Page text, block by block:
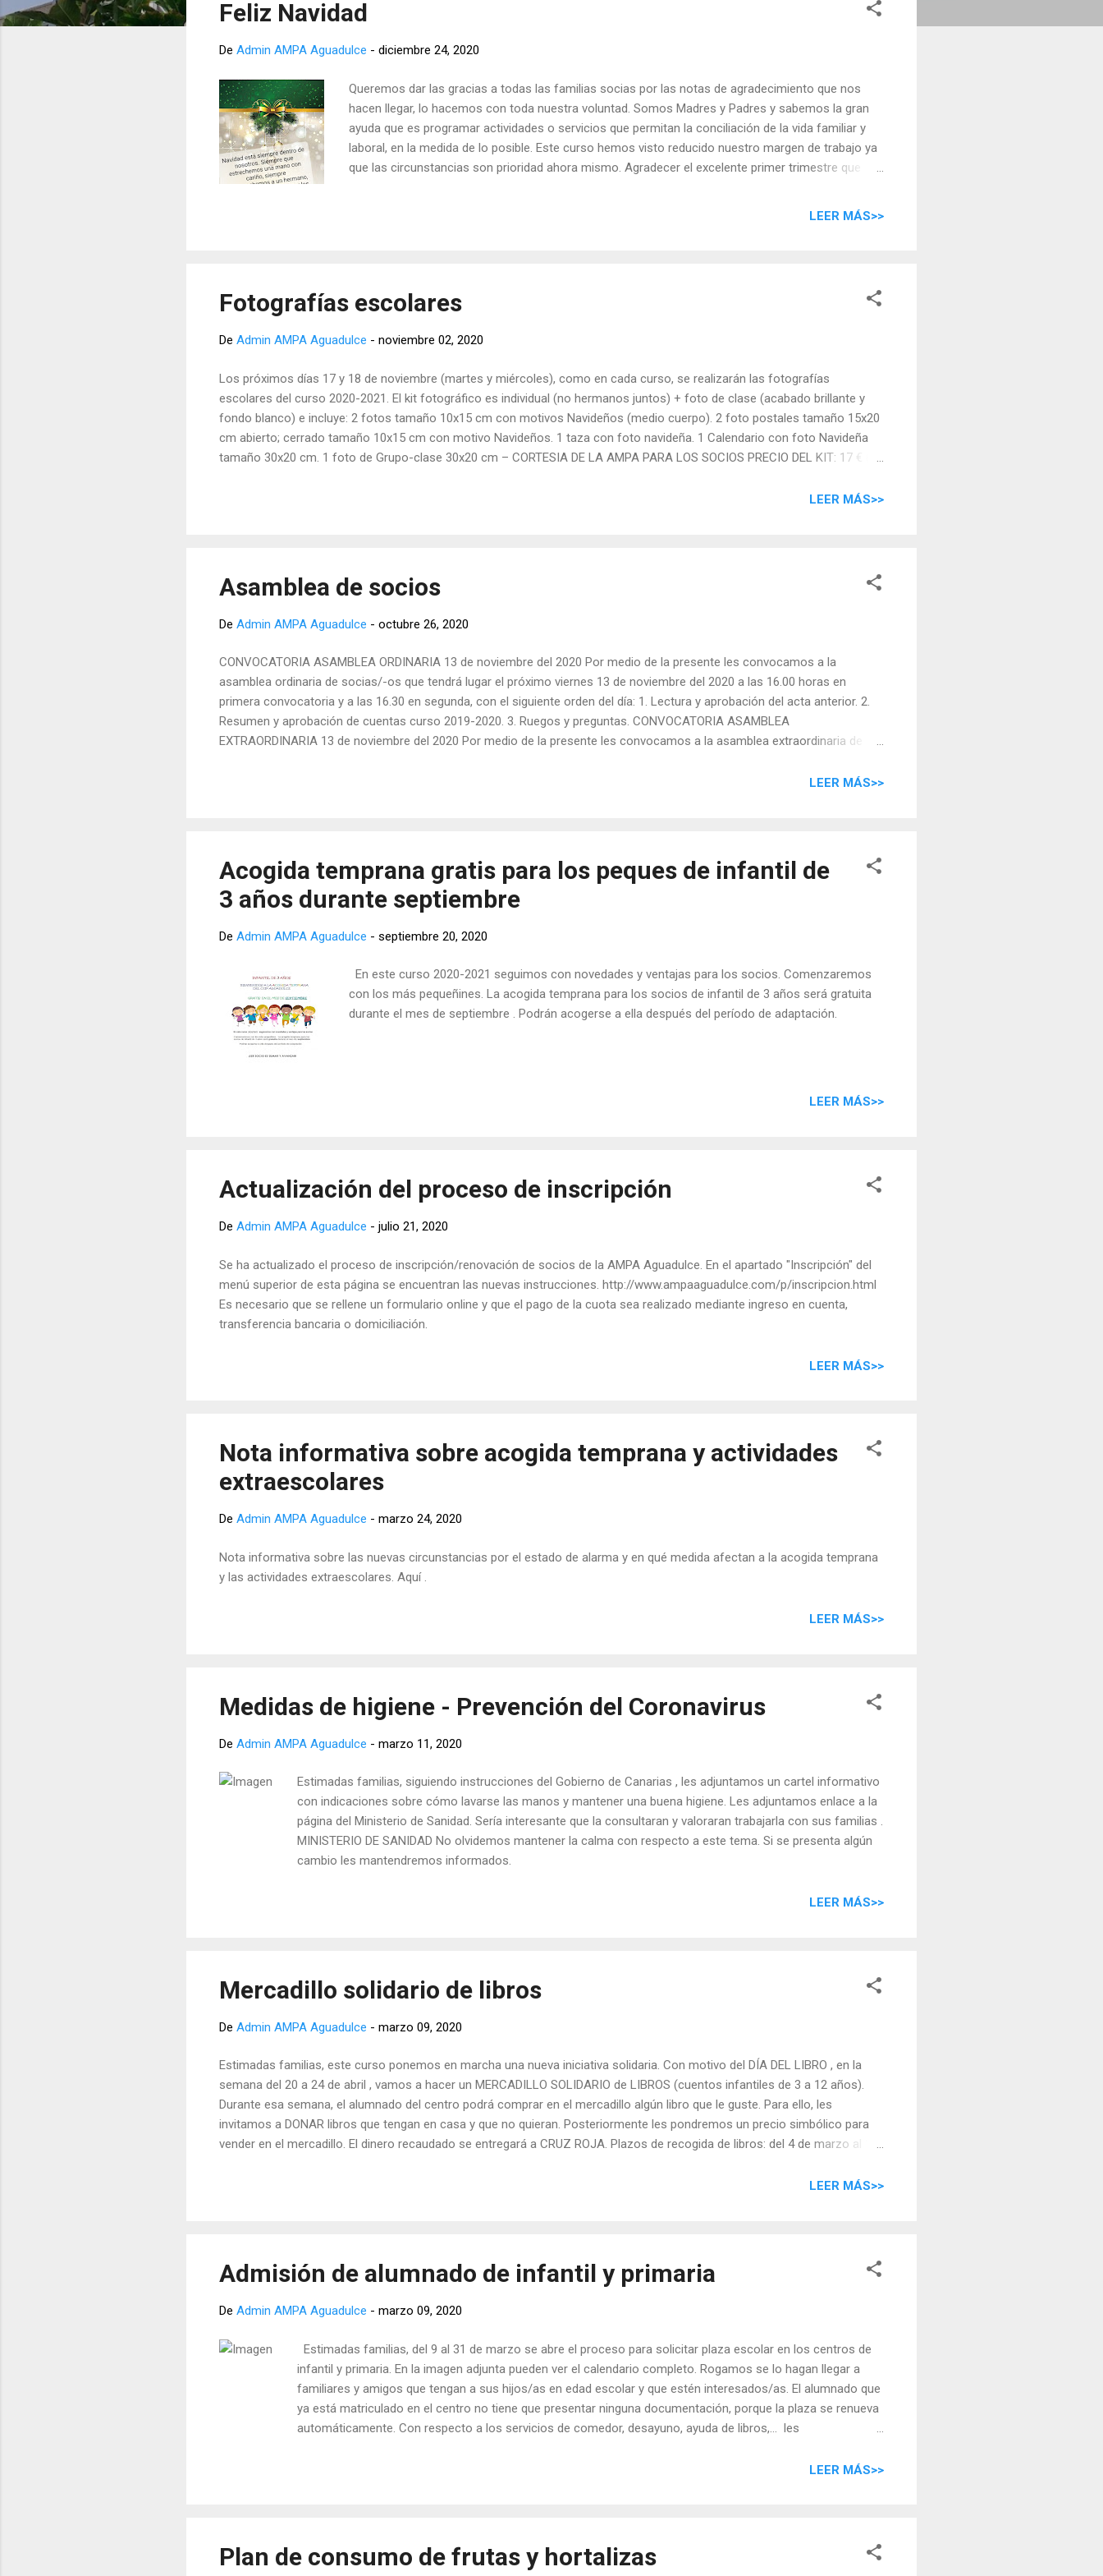
Feliz Navidad
De Admin AMPA Aguadulce - diciembre 24, 2020
Queremos dar las gracias a todas las familias socias por las notas de agradecimiento que nos
hacen llegar, lo hacemos con toda nuestra voluntad. Somos Madres y Padres y sabemos la gran
ayuda que es programar actividades o servicios que permitan la conciliación de la vida familiar y
laboral, en la medida de lo posible. Este curso hemos visto reducido nuestro margen de trabajo ya
que las circunstancias son prioridad ahora mismo. Agradecer el excelente primer trimestre que
LEER MÁS>>
Fotografías escolares
De Admin AMPA Aguadulce - noviembre 02, 2020
Los próximos días 17 y 18 de noviembre (martes y miércoles), como en cada curso, se realizarán las fotografías
escolares del curso 2020-2021. El kit fotográfico es individual (no hermanos juntos) + foto de clase (acabado brillante y
fondo blanco) e incluye: 2 fotos tamaño 10x15 cm con motivos Navideños (medio cuerpo). 2 foto postales tamaño 15x20
cm abierto; cerrado tamaño 10x15 cm con motivo Navideños. 1 taza con foto navideña. 1 Calendario con foto Navideña
tamaño 30x20 cm. 1 foto de Grupo-clase 30x20 cm – CORTESIA DE LA AMPA PARA LOS SOCIOS PRECIO DEL KIT: 17 € (22
El PAGO deberán hacerlo hasta el día 16 de Noviembre depositando en el buzón de la AMPA el DINERO JUSTO DENTRO DE
LEER MÁS>>
Asamblea de socios
De Admin AMPA Aguadulce - octubre 26, 2020
CONVOCATORIA ASAMBLEA ORDINARIA 13 de noviembre del 2020 Por medio de la presente les convocamos a la
asamblea ordinaria de socias/-os que tendrá lugar el próximo viernes 13 de noviembre del 2020 a las 16.00 horas en
primera convocatoria y a las 16.30 en segunda, con el siguiente orden del día: 1. Lectura y aprobación del acta anterior. 2.
Resumen y aprobación de cuentas curso 2019-2020. 3. Ruegos y preguntas. CONVOCATORIA ASAMBLEA
EXTRAORDINARIA 13 de noviembre del 2020 Por medio de la presente les convocamos a la asamblea extraordinaria de
17.00 en segunda, con el siguiente orden del día: 1. Informar del Servicio de Recogida Tardía. 2. Designación de nuestra
LEER MÁS>>
Acogida temprana gratis para los peques de infantil de
3 años durante septiembre
De Admin AMPA Aguadulce - septiembre 20, 2020
En este curso 2020-2021 seguimos con novedades y ventajas para los socios. Comenzaremos
con los más pequeñines. La acogida temprana para los socios de infantil de 3 años será gratuita
durante el mes de septiembre . Podrán acogerse a ella después del período de adaptación.
LEER MÁS>>
Actualización del proceso de inscripción
De Admin AMPA Aguadulce - julio 21, 2020
Se ha actualizado el proceso de inscripción/renovación de socios de la AMPA Aguadulce. En el apartado "Inscripción" del
menú superior de esta página se encuentran las nuevas instrucciones. http://www.ampaaguadulce.com/p/inscripcion.html
Es necesario que se rellene un formulario online y que el pago de la cuota sea realizado mediante ingreso en cuenta,
transferencia bancaria o domiciliación.
LEER MÁS>>
Nota informativa sobre acogida temprana y actividades
extraescolares
De Admin AMPA Aguadulce - marzo 24, 2020
Nota informativa sobre las nuevas circunstancias por el estado de alarma y en qué medida afectan a la acogida temprana
y las actividades extraescolares. Aquí .
LEER MÁS>>
Medidas de higiene - Prevención del Coronavirus
De Admin AMPA Aguadulce - marzo 11, 2020
Estimadas familias, siguiendo instrucciones del Gobierno de Canarias , les adjuntamos un cartel informativo
con indicaciones sobre cómo lavarse las manos y mantener una buena higiene. Les adjuntamos enlace a la
página del Ministerio de Sanidad. Sería interesante que la consultaran y valoraran trabajarla con sus familias .
MINISTERIO DE SANIDAD No olvidemos mantener la calma con respecto a este tema. Si se presenta algún
cambio les mantendremos informados.
LEER MÁS>>
Mercadillo solidario de libros
De Admin AMPA Aguadulce - marzo 09, 2020
Estimadas familias, este curso ponemos en marcha una nueva iniciativa solidaria. Con motivo del DÍA DEL LIBRO , en la
semana del 20 a 24 de abril , vamos a hacer un MERCADILLO SOLIDARIO de LIBROS (cuentos infantiles de 3 a 12 años).
Durante esa semana, el alumnado del centro podrá comprar en el mercadillo algún libro que le guste. Para ello, les
invitamos a DONAR libros que tengan en casa y que no quieran. Posteriormente les pondremos un precio simbólico para
vender en el mercadillo. El dinero recaudado se entregará a CRUZ ROJA. Plazos de recogida de libros: del 4 de marzo al 17
LEER MÁS>>
Admisión de alumnado de infantil y primaria
De Admin AMPA Aguadulce - marzo 09, 2020
Estimadas familias, del 9 al 31 de marzo se abre el proceso para solicitar plaza escolar en los centros de
infantil y primaria. En la imagen adjunta pueden ver el calendario completo. Rogamos se lo hagan llegar a
familiares y amigos que tengan a sus hijos/as en edad escolar y que estén interesados/as. El alumnado que
ya está matriculado en el centro no tiene que presentar ninguna documentación, porque la plaza se renueva
automáticamente. Con respecto a los servicios de comedor, desayuno, ayuda de libros,... les
LEER MÁS>>
Plan de consumo de frutas y hortalizas